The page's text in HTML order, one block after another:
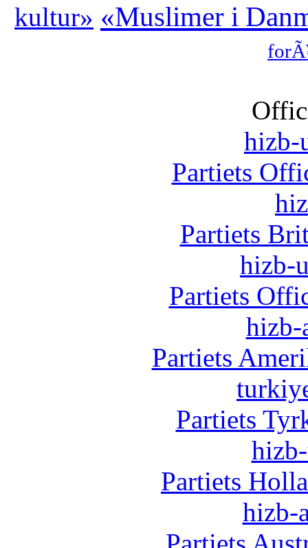
kultur» «Muslimer i
hizb-
Partiets
Partiets
hizb-
Partiets
hizb-
Partiets
Partiets
Partiets
hizb-